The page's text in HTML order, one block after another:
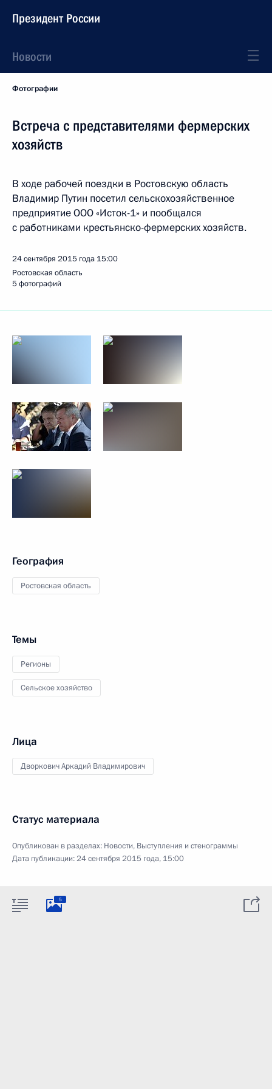
Президент России
Новости
Фотографии
Встреча с представителями фермерских
хозяйств
В ходе рабочей поездки в Ростовскую область
Владимир Путин посетил сельскохозяйственное
предприятие ООО «Исток-1» и пообщался
с работниками крестьянско-фермерских хозяйств.
24 сентября 2015 года 15:00
Ростовская область
5 фотографий
География
Ростовская область
Темы
Регионы
Сельское хозяйство
Лица
Дворкович Аркадий Владимирович
Статус материала
Опубликован в разделах: Новости, Выступления и стенограммы
Дата публикации:24 сентября 2015 года, 15:00
5